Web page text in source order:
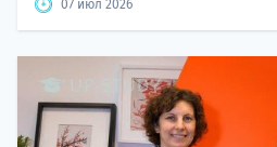
07 июл 2026